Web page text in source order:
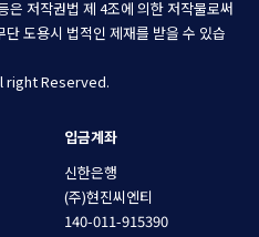
은 저작권법 제 4조에 의한 저작물로써
도용시 법적인 제재를 받을 수 있습
right Reserved.
입금계좌
신한은행
(주)현진씨엔티
140-011-915390